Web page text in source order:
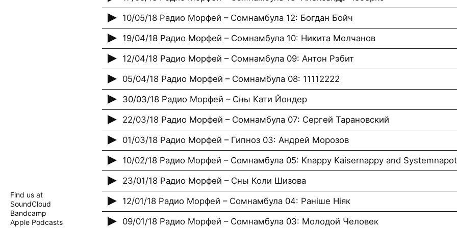
10/05/18 Радио Морфей – Сомнамбула 12: Богдан Бойч
19/04/18 Радио Морфей – Сомнамбула 10: Никита Молчанов
12/04/18 Радио Морфей – Сомнамбула 09: Антон Рэбит
05/04/18 Радио Морфей – Сомнамбула 08: 11112222
30/03/18 Радио Морфей – Сны Кати Йондер
22/03/18 Радио Морфей – Сомнамбула 07: Сергей Тарановский
01/03/18 Радио Морфей – Гипноз 03: Андрей Морозов
10/02/18 Радио Морфей – Сомнамбула 05: Knappy Kaisernappy and
23/01/18 Радио Морфей – Сны Коли Шизова
12/01/18 Радио Морфей – Сомнамбула 04: Ранiше Нiяк
09/01/18 Радио Морфей – Сомнамбула 03: Молодой Человек
Find us at
SoundCloud
Bandcamp
Apple Podcasts